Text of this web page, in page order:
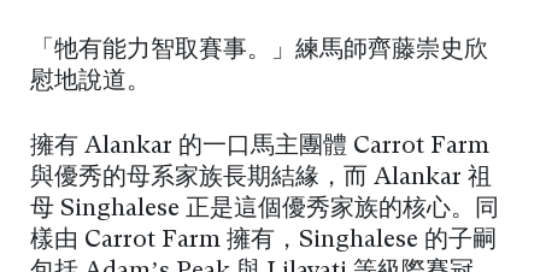
「牠有能力智取賽事。」練馬師齊藤崇史欣
慰地說道。
擁有 Alankar 的一口馬主團體 Carrot Farm
與優秀的母系家族長期結緣，而 Alankar 祖
母 Singhalese 正是這個優秀家族的核心。同
樣由 Carrot Farm 擁有，Singhalese 的子嗣